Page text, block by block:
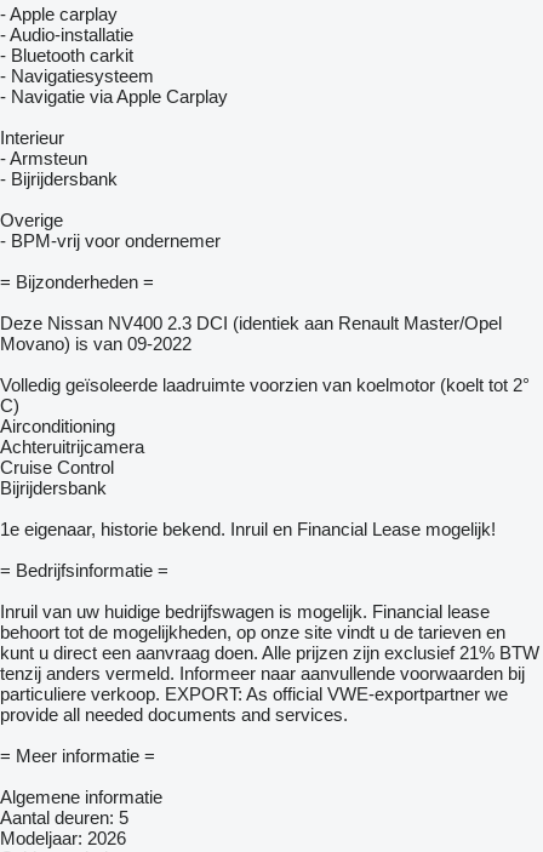
- Apple carplay
- Audio-installatie
- Bluetooth carkit
- Navigatiesysteem
- Navigatie via Apple Carplay
Interieur
- Armsteun
- Bijrijdersbank
Overige
- BPM-vrij voor ondernemer
= Bijzonderheden =
Deze Nissan NV400 2.3 DCI (identiek aan Renault Master/Opel
Movano) is van 09-2022
Volledig geïsoleerde laadruimte voorzien van koelmotor (koelt tot 2°
C)
Airconditioning
Achteruitrijcamera
Cruise Control
Bijrijdersbank
1e eigenaar, historie bekend. Inruil en Financial Lease mogelijk!
= Bedrijfsinformatie =
Inruil van uw huidige bedrijfswagen is mogelijk. Financial lease
behoort tot de mogelijkheden, op onze site vindt u de tarieven en
kunt u direct een aanvraag doen. Alle prijzen zijn exclusief 21% BTW
tenzij anders vermeld. Informeer naar aanvullende voorwaarden bij
particuliere verkoop. EXPORT: As official VWE-exportpartner we
provide all needed documents and services.
= Meer informatie =
Algemene informatie
Aantal deuren: 5
Modeljaar: 2026